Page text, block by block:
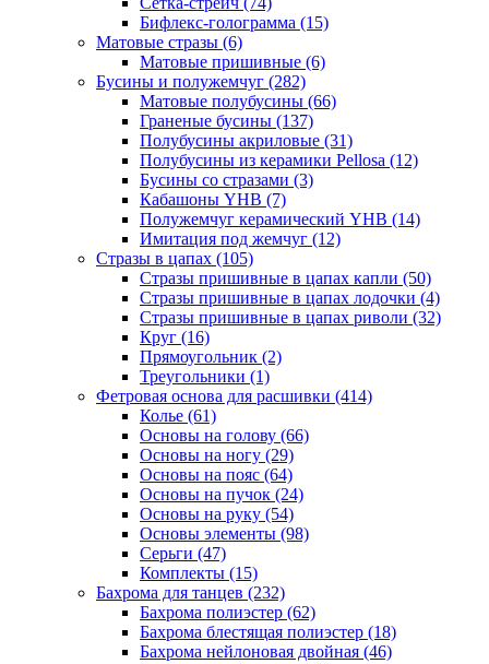
Бифлекс-голограмма (15)
Матовые стразы (6)
Матовые пришивные (6)
Бусины и полужемчуг (282)
Матовые полубусины (66)
Граненые бусины (137)
Полубусины акриловые (31)
Полубусины из керамики Pellosa (12)
Бусины со стразами (3)
Кабашоны YHB (7)
Полужемчуг керамический YHB (14)
Имитация под жемчуг (12)
Стразы в цапах (105)
Стразы пришивные в цапах капли (50)
Стразы пришивные в цапах лодочки (4)
Стразы пришивные в цапах риволи (32)
Круг (16)
Прямоугольник (2)
Треугольники (1)
Фетровая основа для расшивки (414)
Колье (61)
Основы на голову (66)
Основы на ногу (29)
Основы на пояс (64)
Основы на пучок (24)
Основы на руку (54)
Основы элементы (98)
Серьги (47)
Комплекты (15)
Бахрома для танцев (232)
Бахрома полиэстер (62)
Бахрома блестящая полиэстер (18)
Бахрома нейлоновая двойная (46)